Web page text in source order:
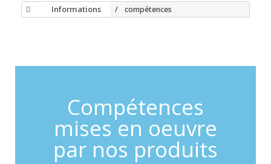
Informations compétences
Compétences
mises en oeuvre
par nos produits